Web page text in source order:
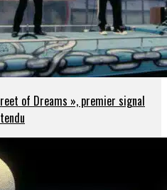
of Dreams », premier signal